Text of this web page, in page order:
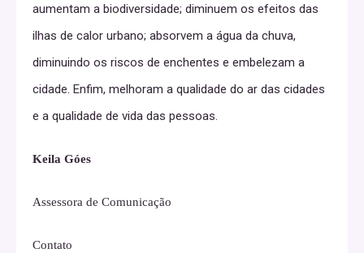
aumentam a biodiversidade; diminuem os efeitos das
ilhas de calor urbano; absorvem a água da chuva,
diminuindo os riscos de enchentes e embelezam a
cidade. Enfim, melhoram a qualidade do ar das cidades
e a qualidade de vida das pessoas.
Keila Góes
Assessora de Comunicação
Contato